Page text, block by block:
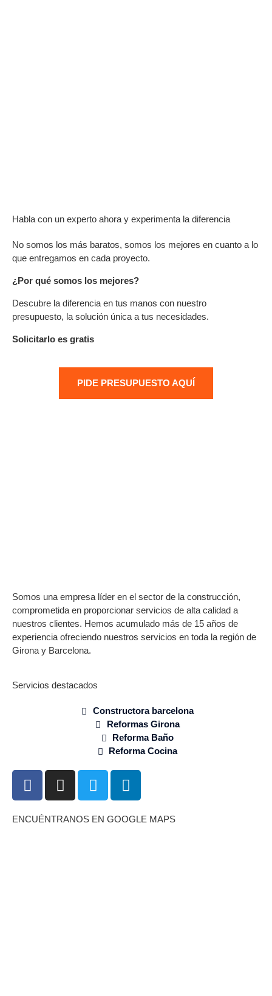
Habla con un experto ahora y experimenta la diferencia
No somos los más baratos, somos los mejores en cuanto a lo
que entregamos en cada proyecto.
¿Por qué somos los mejores?
Descubre la diferencia en tus manos con nuestro
presupuesto, la solución única a tus necesidades.
Solicitarlo es gratis
PIDE PRESUPUESTO AQUÍ
Somos una empresa líder en el sector de la construcción,
comprometida en proporcionar servicios de alta calidad a
nuestros clientes. Hemos acumulado más de 15 años de
experiencia ofreciendo nuestros servicios en toda la región de
Girona y Barcelona.
Servicios destacados
Constructora barcelona
Reformas Girona
Reforma Baño
Reforma Cocina
ENCUÉNTRANOS EN GOOGLE MAPS